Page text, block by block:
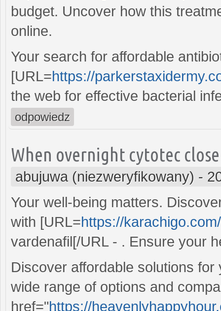
budget. Uncover how this
online.
Your search for affordable
[URL=https://
the web for effective bacterial
odpowiedz
When overnight cytotec
abujuwa (niezweryfikowany) -
Your well-being matters.
with [URL=https://
vardenafil[/URL - . Ensure your
Discover affordable solutions
wide range of options and
href="https://